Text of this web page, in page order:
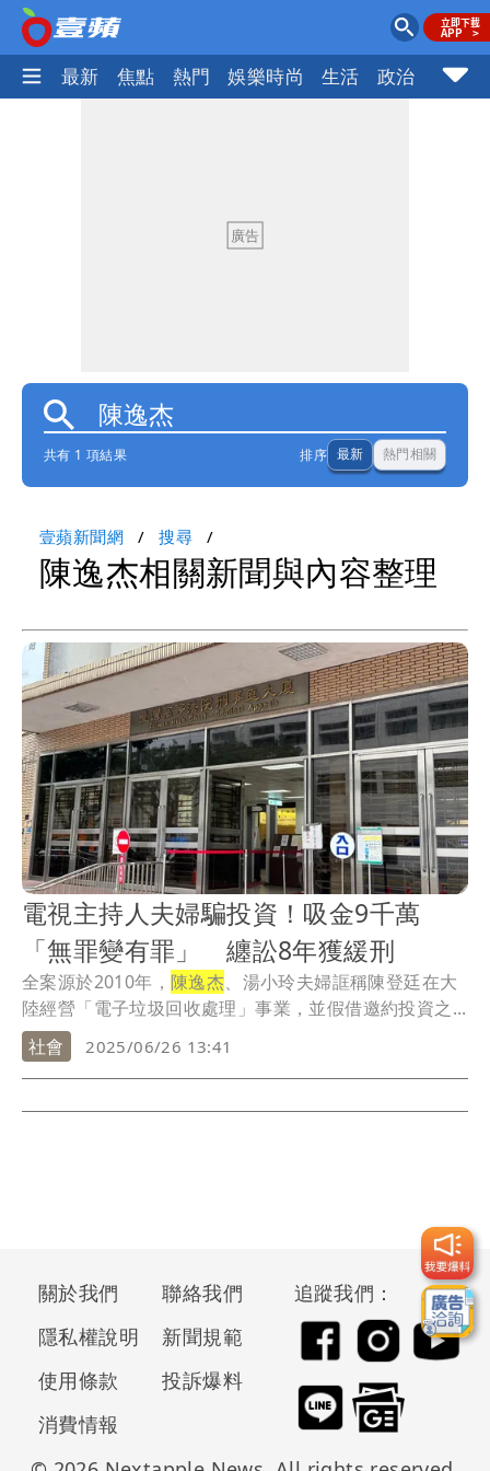
最新 焦點 熱門 娛樂時尚 生活 政治 社會
共有 1 項結果 排序 最新 熱門相關
壹蘋新聞網 搜尋
陳逸杰相關新聞與內容整理
電視主持人夫婦騙投資！吸金9千萬
「無罪變有罪」 纏訟8年獲緩刑
全案源於2010年， 陳逸杰、湯小玲夫婦誆稱陳登廷在大
陸經營「電子垃圾回收處理」事業，並假借邀約投資之...
社會
2025/06/26 13:41
關於我們
聯絡我們
隱私權說明
新聞規範
使用條款
投訴爆料
消費情報
追蹤我們：